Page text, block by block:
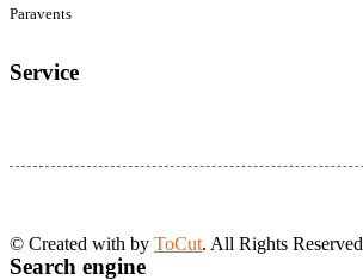
Paravents
Service
© Created with by ToCut. All Rights Reserved
Search engine